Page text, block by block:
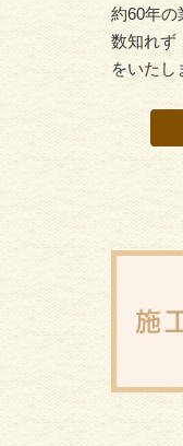
約60年の
数知れず
をいたし